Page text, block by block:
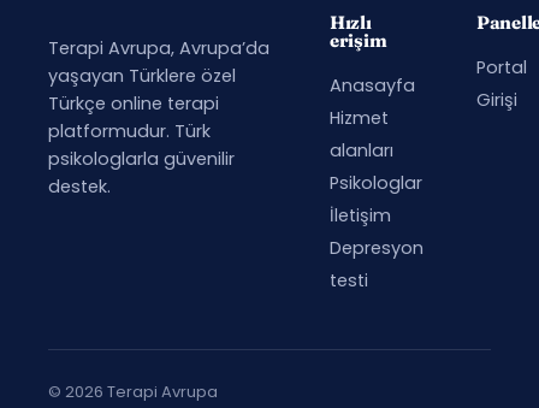
Terapi Avrupa, Avrupa’da
yaşayan Türklere özel
Türkçe online terapi
platformudur. Türk
psikologlarla güvenilir
destek.
Hızlı
erişim
Anasayfa
Hizmet
alanları
Psikologlar
İletişim
Depresyon
testi
Portal
Girişi
© 2026 Terapi Avrupa